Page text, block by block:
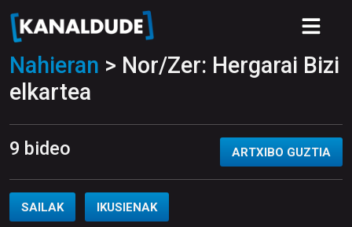
Nahieran > Nor/Zer: Hergarai Bizi
elkartea
9 bideo ARTXIBO GUZTIA
SAILAK IKUSIENAK